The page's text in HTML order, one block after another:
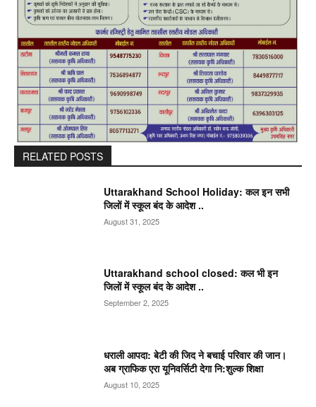
RELATED POSTS
Uttarakhand School Holiday: कल इन सभी
जिलों में स्कूल बंद के आदेश ..
August 31, 2025
Uttarakhand school closed: कल भी इन
जिलों में स्कूल बंद के आदेश ..
September 2, 2025
धराली आपदा: बेटी की जिद ने बचाई परिवार की जान।
अब ग्राफिक एरा यूनिवर्सिटी देगा नि:शुल्क शिक्षा
August 10, 2025